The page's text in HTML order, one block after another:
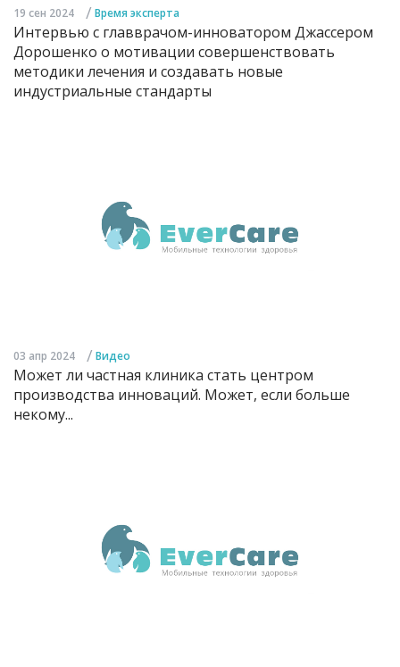
19 сен 2024 / Время эксперта
Интервью с главврачом-инноватором Джассером
Дорошенко о мотивации совершенствовать
методики лечения и создавать новые
индустриальные стандарты
03 апр 2024 / Видео
Может ли частная клиника стать центром
производства инноваций. Может, если больше
некому...